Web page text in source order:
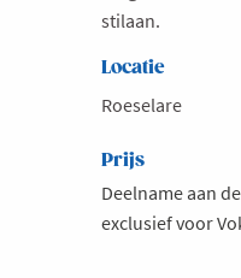
stilaan.
Locatie
Roeselare
Prijs
Deelname aan
exclusief voor
Regeringsvorming
Retail
Ruimtelijke ordening
Starten
Strategie